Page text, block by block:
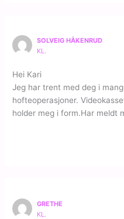
SOLVEIG HÅKENRUD
KL.
Hei Kari
Jeg har trent med deg i
hofteoperasjoner.
holder meg i form.Har meldt
GRETHE
KL.